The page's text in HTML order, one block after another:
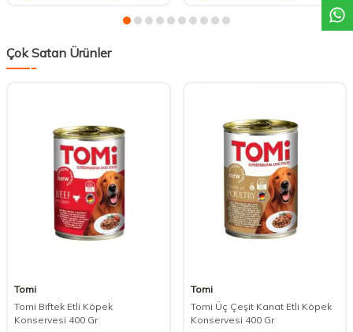
Çok Satan Ürünler
Tomi
Tomi Biftek Etli Köpek
Konservesi 400 Gr
Tomi
Tomi Üç Çeşit Kanat Etli Köpek
Konservesi 400 Gr